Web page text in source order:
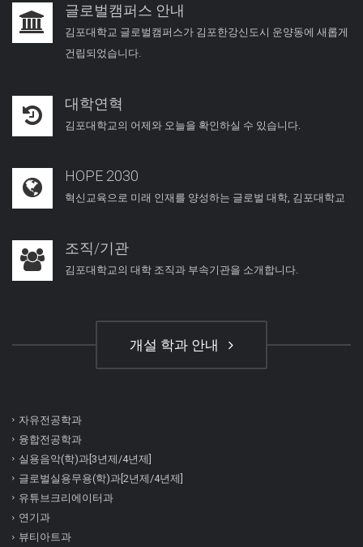
글로벌캠퍼스 안내
김포대학교 글로벌캠퍼스가 김포한강신도시 운양동에 새롭게
건립되었습니다.
대학연혁
김포대학교의 어제와 오늘을 확인하실 수 있습니다.
HOPE 2030
혁신교육으로 미래 인재를 양성하는 글로벌 대학, 김포대학교
조직/기관
김포대학교의 대학 조직과 부속기관을 소개합니다.
개설 학과 안내
자유전공학과
융합전공학과
실용음악(학)과[3년제/4년제]
글로벌실용무용(학)과[2년제/4년제]
유튜브크리에이터과
연기과
뷰티아트과